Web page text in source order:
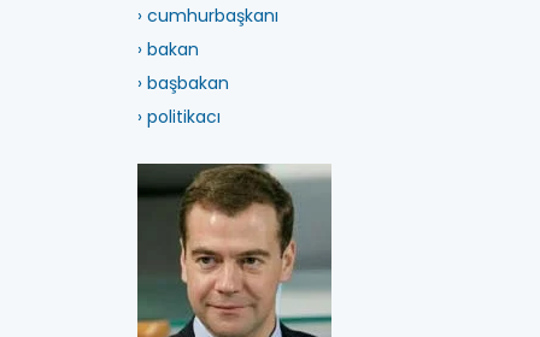
› cumhurbaşkanı
› bakan
› başbakan
› politikacı